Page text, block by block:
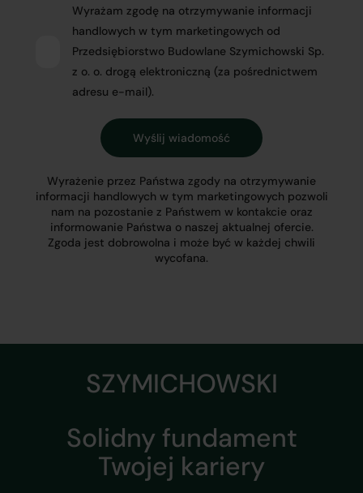
Wyrażam zgodę na otrzymywanie informacji
handlowych w tym marketingowych od
Przedsiębiorstwo Budowlane Szymichowski Sp.
z o. o. drogą elektroniczną (za pośrednictwem
adresu e-mail).
Wyrażenie przez Państwa zgody na otrzymywanie
informacji handlowych w tym marketingowych pozwoli
nam na pozostanie z Państwem w kontakcie oraz
informowanie Państwa o naszej aktualnej ofercie.
Zgoda jest dobrowolna i może być w każdej chwili
wycofana.
SZYMICHOWSKI
Solidny fundament
Twojej kariery